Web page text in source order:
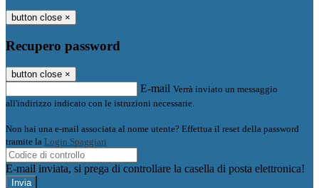
button close ×
Recupero password
button close ×
E-mail Verrà inviato un messaggio
all'indirizzo indicato con le istruzioni necessarie.
Non hai una e-mail associata al nome utente? Effettua il reset della password
tramite la Login Spaggiari
E-mail inviata, si prega di controllare la casella di posta elettronica!